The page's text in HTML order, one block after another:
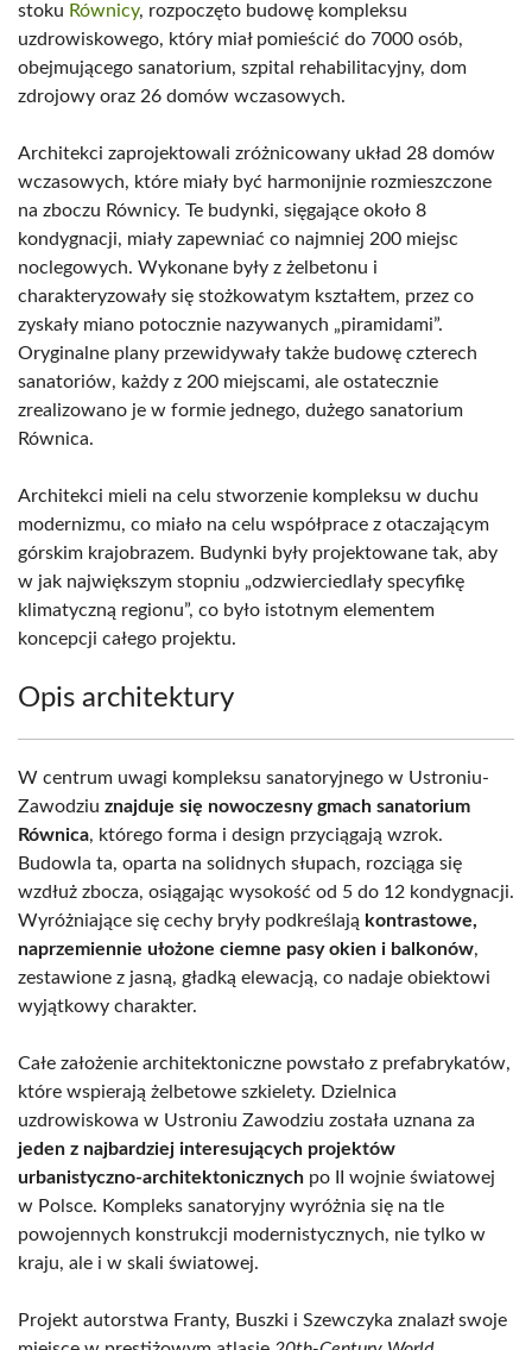
stoku Równicy, rozpoczęto budowę kompleksu
uzdrowiskowego, który miał pomieścić do 7000 osób,
obejmującego sanatorium, szpital rehabilitacyjny, dom
zdrojowy oraz 26 domów wczasowych.
Architekci zaprojektowali zróżnicowany układ 28 domów
wczasowych, które miały być harmonijnie rozmieszczone
na zboczu Równicy. Te budynki, sięgające około 8
kondygnacji, miały zapewniać co najmniej 200 miejsc
noclegowych. Wykonane były z żelbetonu i
charakteryzowały się stożkowatym kształtem, przez co
zyskały miano potocznie nazywanych „piramidami”.
Oryginalne plany przewidywały także budowę czterech
sanatoriów, każdy z 200 miejscami, ale ostatecznie
zrealizowano je w formie jednego, dużego sanatorium
Równica.
Architekci mieli na celu stworzenie kompleksu w duchu
modernizmu, co miało na celu współprace z otaczającym
górskim krajobrazem. Budynki były projektowane tak, aby
w jak największym stopniu „odzwierciedlały specyfikę
klimatyczną regionu”, co było istotnym elementem
koncepcji całego projektu.
Opis architektury
W centrum uwagi kompleksu sanatoryjnego w Ustroniu-
Zawodziu znajduje się nowoczesny gmach sanatorium
Równica, którego forma i design przyciągają wzrok.
Budowla ta, oparta na solidnych słupach, rozciąga się
wzdłuż zbocza, osiągając wysokość od 5 do 12 kondygnacji.
Wyróżniające się cechy bryły podkreślają kontrastowe,
naprzemiennie ułożone ciemne pasy okien i balkonów,
zestawione z jasną, gładką elewacją, co nadaje obiektowi
wyjątkowy charakter.
Całe założenie architektoniczne powstało z prefabrykatów,
które wspierają żelbetowe szkielety. Dzielnica
uzdrowiskowa w Ustroniu Zawodziu została uznana za
jeden z najbardziej interesujących projektów
urbanistyczno-architektonicznych po II wojnie światowej
w Polsce. Kompleks sanatoryjny wyróżnia się na tle
powojennych konstrukcji modernistycznych, nie tylko w
kraju, ale i w skali światowej.
Projekt autorstwa Franty, Buszki i Szewczyka znalazł swoje